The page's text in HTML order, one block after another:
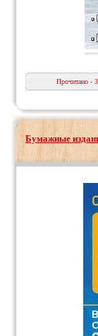
Прочитано -
Бумажные